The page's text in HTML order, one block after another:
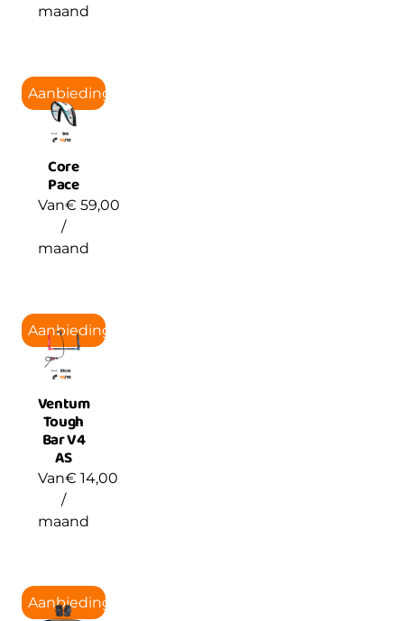
maand
Aanbieding!
Core
Pace
Van€ 59,00
/
maand
Aanbieding!
Ventum
Tough
Bar V4
AS
Van€ 14,00
/
maand
Aanbieding!